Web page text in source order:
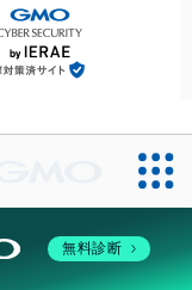
無料診断